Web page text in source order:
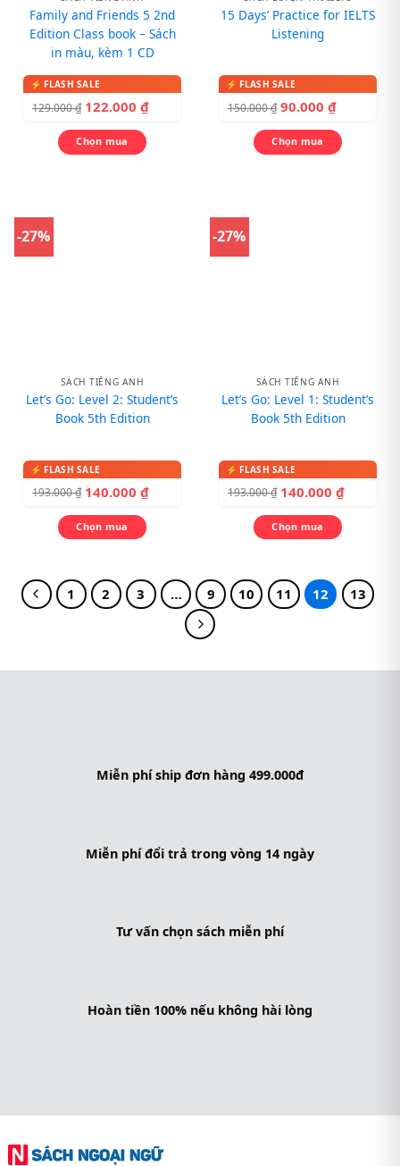
Family and Friends 5 2nd
Edition Class book – Sách
in màu, kèm 1 CD
129.000₫ 122.000 ₫
Chọn mua
15 Days’ Practice for IELTS
Listening
150.000₫ 90.000 ₫
Chọn mua
-27%
SÁCH TIẾNG ANH
Let’s Go: Level 2: Student’s
Book 5th Edition
193.000₫ 140.000 ₫
Chọn mua
-27%
SÁCH TIẾNG ANH
Let’s Go: Level 1: Student’s
Book 5th Edition
193.000₫ 140.000 ₫
Chọn mua
1 2 3 … 9 10 11 12 13
Miễn phí ship đơn hàng 499.000đ
Miễn phí đổi trả trong vòng 14 ngày
Tư vấn chọn sách miễn phí
Hoàn tiền 100% nếu không hài lòng